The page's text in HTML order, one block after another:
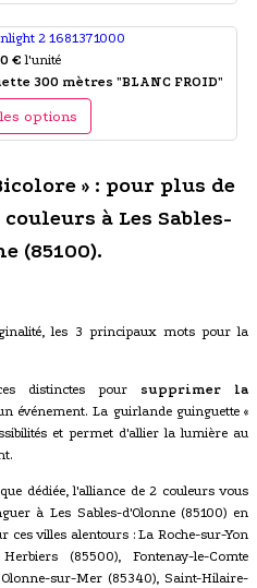
€ l'unité
300 mètres "BLANC FROID"
options
» : pour plus de
à Les Sables-
(85100).
les 3 principaux mots pour la
distinctes pour supprimer la
événement. La guirlande guinguette «
et permet d'allier la lumière au
dédiée, l'alliance de 2 couleurs vous
à Les Sables-d'Olonne (85100) en
ces villes alentours : La Roche-sur-Yon
(85500), Fontenay-le-Comte
Olonne-sur-Mer (85340), Saint-Hilaire-